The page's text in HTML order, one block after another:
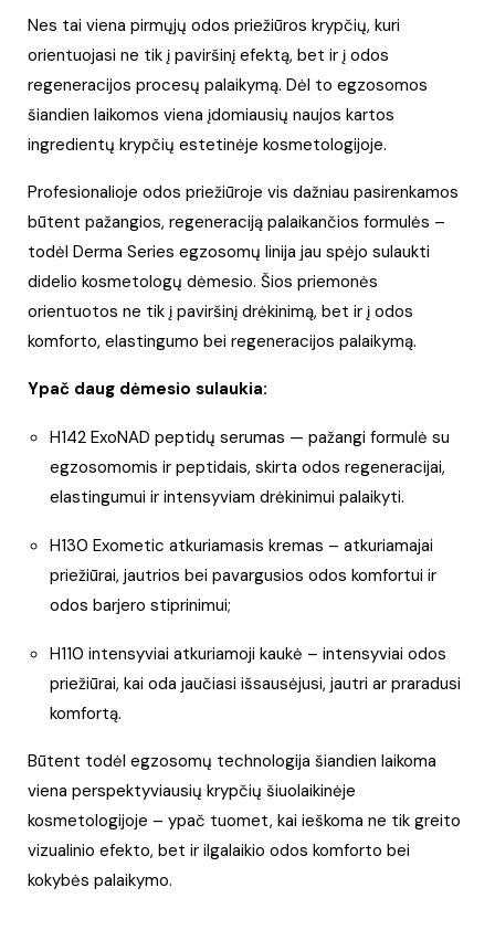
Nes tai viena pirmųjų odos priežiūros krypčių, kuri
orientuojasi ne tik į paviršinį efektą, bet ir į odos
regeneracijos procesų palaikymą. Dėl to egzosomos
šiandien laikomos viena įdomiausių naujos kartos
ingredientų krypčių estetinėje kosmetologijoje.
Profesionalioje odos priežiūroje vis dažniau pasirenkamos
būtent pažangios, regeneraciją palaikančios formulės –
todėl Derma Series egzosomų linija jau spėjo sulaukti
didelio kosmetologų dėmesio. Šios priemonės
orientuotos ne tik į paviršinį drėkinimą, bet ir į odos
komforto, elastingumo bei regeneracijos palaikymą.
Ypač daug dėmesio sulaukia:
H142 ExoNAD peptidų serumas — pažangi formulė su
egzosomomis ir peptidais, skirta odos regeneracijai,
elastingumui ir intensyviam drėkinimui palaikyti.
H130 Exometic atkuriamasis kremas – atkuriamajai
priežiūrai, jautrios bei pavargusios odos komfortui ir
odos barjero stiprinimui;
H110 intensyviai atkuriamoji kaukė – intensyviai odos
priežiūrai, kai oda jaučiasi išsausėjusi, jautri ar praradusi
komfortą.
Būtent todėl egzosomų technologija šiandien laikoma
viena perspektyviausių krypčių šiuolaikinėje
kosmetologijoje – ypač tuomet, kai ieškoma ne tik greito
vizualinio efekto, bet ir ilgalaikio odos komforto bei
kokybės palaikymo.